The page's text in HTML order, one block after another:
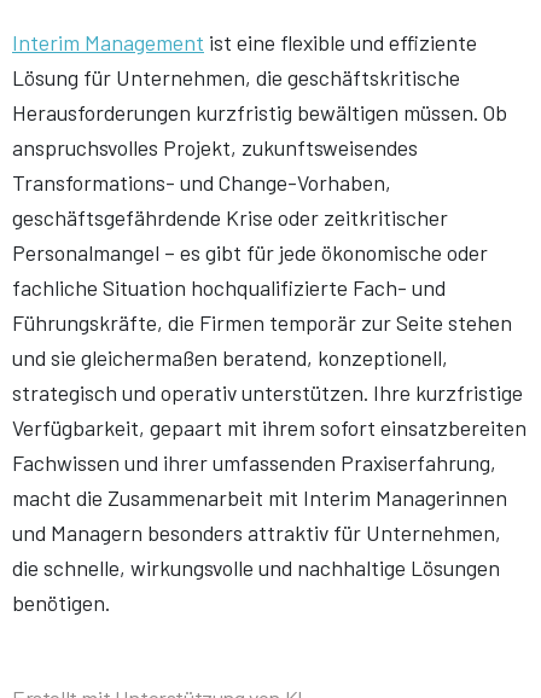
Interim Management ist eine flexible und effiziente
Lösung für Unternehmen, die geschäftskritische
Herausforderungen kurzfristig bewältigen müssen. Ob
anspruchsvolles Projekt, zukunftsweisendes
Transformations- und Change-Vorhaben,
geschäftsgefährdende Krise oder zeitkritischer
Personalmangel – es gibt für jede ökonomische oder
fachliche Situation hochqualifizierte Fach- und
Führungskräfte, die Firmen temporär zur Seite stehen
und sie gleichermaßen beratend, konzeptionell,
strategisch und operativ unterstützen. Ihre kurzfristige
Verfügbarkeit, gepaart mit ihrem sofort einsatzbereiten
Fachwissen und ihrer umfassenden Praxiserfahrung,
macht die Zusammenarbeit mit Interim Managerinnen
und Managern besonders attraktiv für Unternehmen,
die schnelle, wirkungsvolle und nachhaltige Lösungen
benötigen.